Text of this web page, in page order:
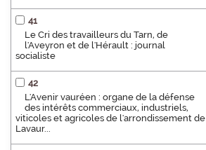
41
Le Cri des travailleurs du Tarn, de
l'Aveyron et de l'Hérault : journal
socialiste
42
L'Avenir vauréen : organe de la défense
des intérêts commerciaux, industriels,
viticoles et agricoles de l'arrondissement de
Lavaur...